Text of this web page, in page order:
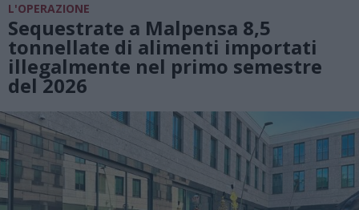
L'OPERAZIONE
Sequestrate a Malpensa 8,5
tonnellate di alimenti importati
illegalmente nel primo semestre
del 2026